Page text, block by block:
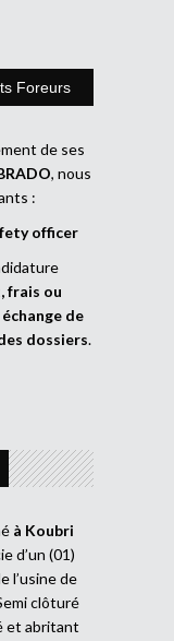
Foreurs
de ses
, nous
:
officer
frais ou
de
dossiers.
à Koubri
d’un (01)
l’usine de
clôturé
et abritant